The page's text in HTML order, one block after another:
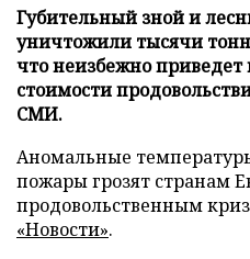
Губительный зной и
уничтожили тысячи
что неизбежно
стоимости
СМИ.
Аномальные
пожары грозят странам
продовольственным
«Новости».